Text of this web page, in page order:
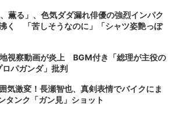
薫る」、色気ダダ漏れ俳優の強烈インパク
く 「苦しそうなのに」「シャツ姿艶っぽ
視察動画が炎上 BGM付き「総理が主役の
パガンダ」批判
気激変！長瀬智也、真剣表情でバイクにま
タンク「ガン見」ショット